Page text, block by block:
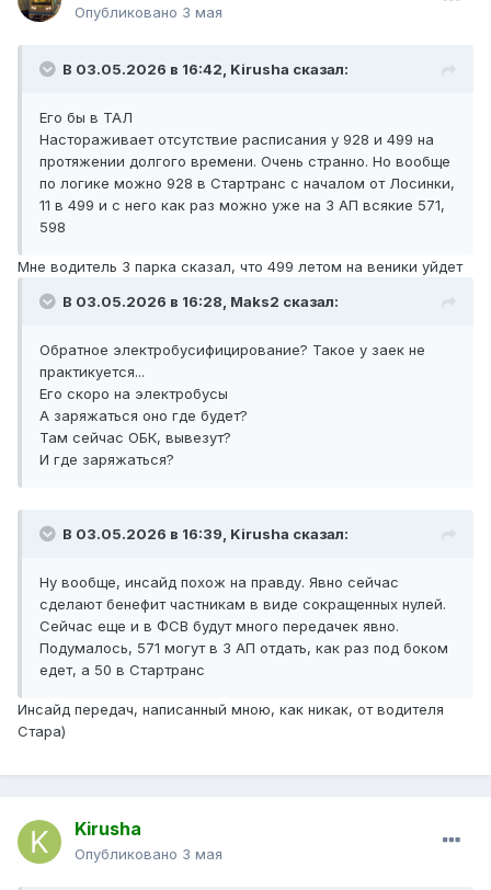
Опубликовано 3 мая
В 03.05.2026 в 16:42, Kirusha сказал:
Его бы в ТАЛ
Настораживает отсутствие расписания у 928 и 499 на
протяжении долгого времени. Очень странно. Но вообще
по логике можно 928 в Стартранс с началом от Лосинки,
11 в 499 и с него как раз можно уже на 3 АП всякие 571,
598
Мне водитель 3 парка сказал, что 499 летом на веники уйдет
В 03.05.2026 в 16:28, Maks2 сказал:
Обратное электробусифицирование? Такое у заек не
практикуется...
Его скоро на электробусы
А заряжаться оно где будет?
Там сейчас ОБК, вывезут?
И где заряжаться?
В 03.05.2026 в 16:39, Kirusha сказал:
Ну вообще, инсайд похож на правду. Явно сейчас
сделают бенефит частникам в виде сокращенных нулей.
Сейчас еще и в ФСВ будут много передачек явно.
Подумалось, 571 могут в 3 АП отдать, как раз под боком
едет, а 50 в Стартранс
Инсайд передач, написанный мною, как никак, от водителя
Стара)
Kirusha
Опубликовано 3 мая